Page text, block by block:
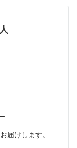
届けします。